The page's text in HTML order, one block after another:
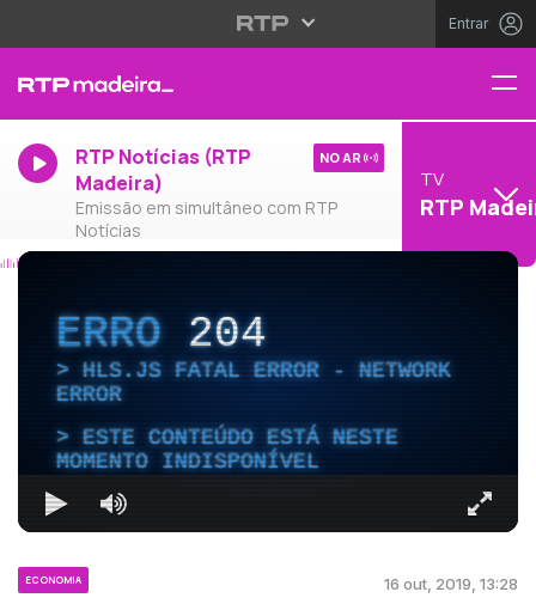
Entrar
RTP Notícias (RTP
Madeira)
Emissão em simultâneo com RTP
Notícias
NO AR
TV
RTP
ERRO204
HLS.JS FATAL ERROR - NETWORK
ERROR
ESTE CONTEÚDO ESTÁ NESTE
MOMENTO INDISPONÍVEL
ECONOMIA 16 out, 2019, 13:28